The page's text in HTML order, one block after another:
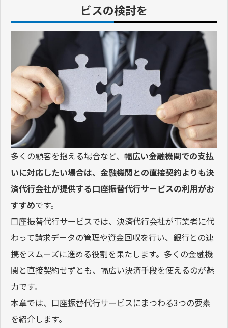
ビスの検討を
多くの顧客を抱える場合など、 幅広い金融機関での支払
いに対応したい場合は、金融機関との直接契約よりも決
済代行会社が提供する口座振替代行サービスの利用がお
すすめです。
口座振替代行サービスでは、決済代行会社が事業者に代
わって請求データの管理や資金回収を行い、銀行との連
携をスムーズに進める役割を果たします。多くの金融機
関と直接契約せずとも、幅広い決済手段を使えるのが魅
力です。
本章では、口座振替代行サービスにまつわる3つの要素
を紹介します。